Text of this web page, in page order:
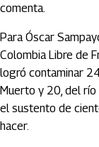
comenta.
Para Óscar
Colombia Libre de
logró contaminar
Muerto y 20, del río
el sustento de
hacer.